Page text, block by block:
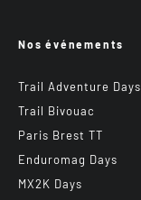
Nos événements
Trail Adventure Days
Trail Bivouac
Paris Brest TT
Enduromag Days
MX2K Days